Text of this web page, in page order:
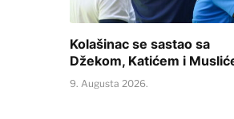
Kolašinac se sastao sa
Džekom, Katićem i
9. Augusta 2026.